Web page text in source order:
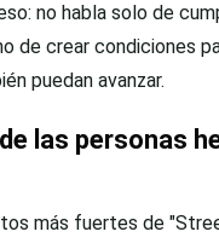
no habla solo de
de crear condiciones
puedan avanzar.
las personas
más fuertes de